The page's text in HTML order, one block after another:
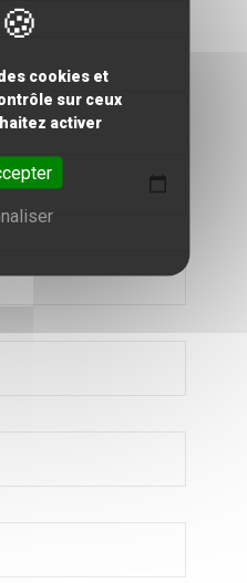
cookies et
sur ceux
activer